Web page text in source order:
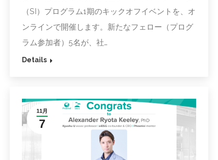
（SI）プログラム1期のキックオフイベントを、オ
ンラインで開催します。新たなフェロー（プログ
ラム参加者）5名が、社…
Details
11月
7